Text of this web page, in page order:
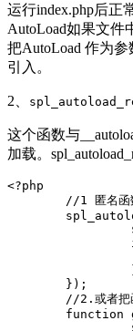
运行index.php后正
AutoLoad如果文件
把AutoLoad 作为
引入。
2、
这个函数与
加载。
<?php